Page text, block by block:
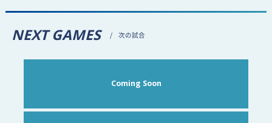
NEXT GAMES 次の試合
Coming Soon